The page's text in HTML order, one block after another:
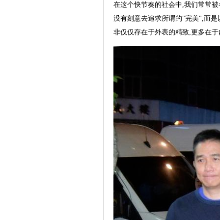
在这个快节奏的社会中,我们常常
没有刻意去追求所谓的"完美",而
非仅仅存在于外表的精致,更多在